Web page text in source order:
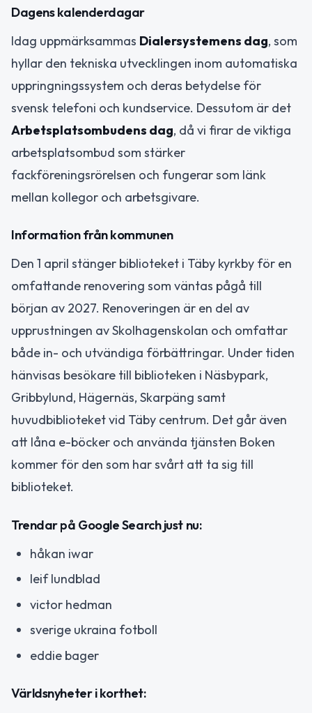
Dagens kalenderdagar
Idag uppmärksammas Dialersystemens dag, som
hyllar den tekniska utvecklingen inom automatiska
uppringningssystem och deras betydelse för
svensk telefoni och kundservice. Dessutom är det
Arbetsplatsombudens dag, då vi firar de viktiga
arbetsplatsombud som stärker
fackföreningsrörelsen och fungerar som länk
mellan kollegor och arbetsgivare.
Information från kommunen
Den 1 april stänger biblioteket i Täby kyrkby för en
omfattande renovering som väntas pågå till
början av 2027. Renoveringen är en del av
upprustningen av Skolhagenskolan och omfattar
både in- och utvändiga förbättringar. Under tiden
hänvisas besökare till biblioteken i Näsbypark,
Gribbylund, Hägernäs, Skarpäng samt
huvudbiblioteket vid Täby centrum. Det går även
att låna e-böcker och använda tjänsten Boken
kommer för den som har svårt att ta sig till
biblioteket.
Trendar på Google Search just nu:
håkan iwar
leif lundblad
victor hedman
sverige ukraina fotboll
eddie bager
Världsnyheter i korthet: